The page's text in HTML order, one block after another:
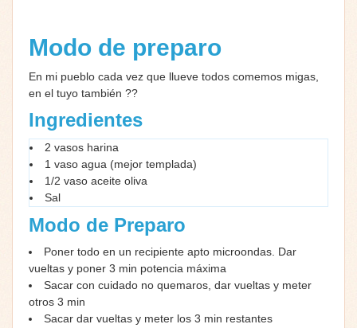
Modo de preparo
En mi pueblo cada vez que llueve todos comemos migas,
en el tuyo también ??
Ingredientes
2 vasos harina
1 vaso agua (mejor templada)
1/2 vaso aceite oliva
Sal
Modo de Preparo
Poner todo en un recipiente apto microondas. Dar
vueltas y poner 3 min potencia máxima
Sacar con cuidado no quemaros, dar vueltas y meter
otros 3 min
Sacar dar vueltas y meter los 3 min restantes